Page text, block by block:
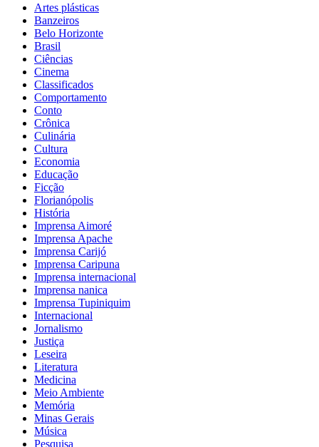
Artes plásticas
Banzeiros
Belo Horizonte
Brasil
Ciências
Cinema
Classificados
Comportamento
Conto
Crônica
Culinária
Cultura
Economia
Educação
Ficção
Florianópolis
História
Imprensa Aimoré
Imprensa Apache
Imprensa Carijó
Imprensa Caripuna
Imprensa internacional
Imprensa nanica
Imprensa Tupiniquim
Internacional
Jornalismo
Justiça
Leseira
Literatura
Medicina
Meio Ambiente
Memória
Minas Gerais
Música
Pesquisa